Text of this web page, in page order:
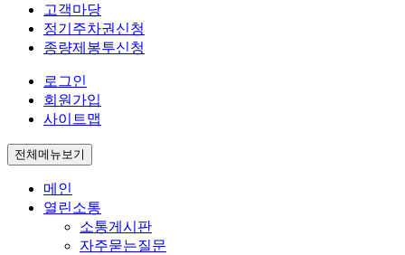
고객마당
정기주차권신청
종량제봉투신청
로그인
회원가입
사이트맵
전체메뉴보기
메인
열린소통
소통게시판
자주묻는질문